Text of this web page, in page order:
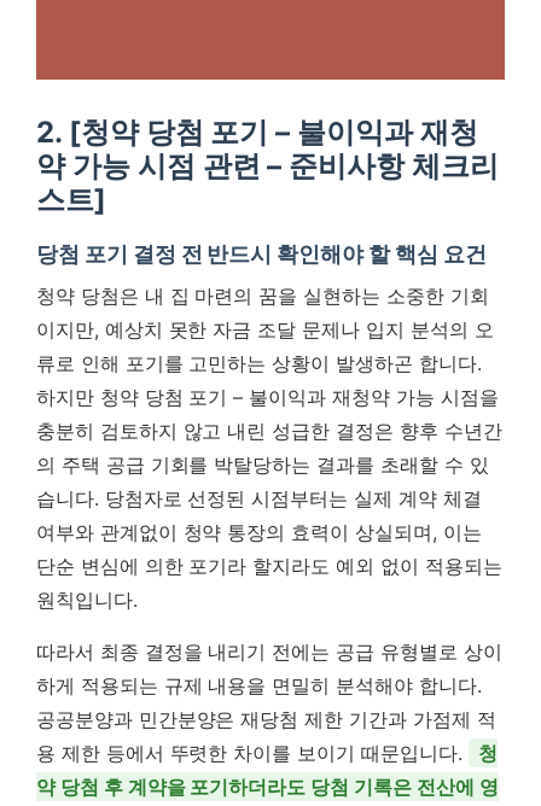
2. [청약 당첨 포기 – 불이익과 재청
약 가능 시점 관련 – 준비사항 체크리
스트]
당첨 포기 결정 전 반드시 확인해야 할 핵심 요건
청약 당첨은 내 집 마련의 꿈을 실현하는 소중한 기회
이지만, 예상치 못한 자금 조달 문제나 입지 분석의 오
류로 인해 포기를 고민하는 상황이 발생하곤 합니다.
하지만 청약 당첨 포기 – 불이익과 재청약 가능 시점을
충분히 검토하지 않고 내린 성급한 결정은 향후 수년간
의 주택 공급 기회를 박탈당하는 결과를 초래할 수 있
습니다. 당첨자로 선정된 시점부터는 실제 계약 체결
여부와 관계없이 청약 통장의 효력이 상실되며, 이는
단순 변심에 의한 포기라 할지라도 예외 없이 적용되는
원칙입니다.
따라서 최종 결정을 내리기 전에는 공급 유형별로 상이
하게 적용되는 규제 내용을 면밀히 분석해야 합니다.
공공분양과 민간분양은 재당첨 제한 기간과 가점제 적
용 제한 등에서 뚜렷한 차이를 보이기 때문입니다.
청
약 당첨 후 계약을 포기하더라도 당첨 기록은 전산에 영